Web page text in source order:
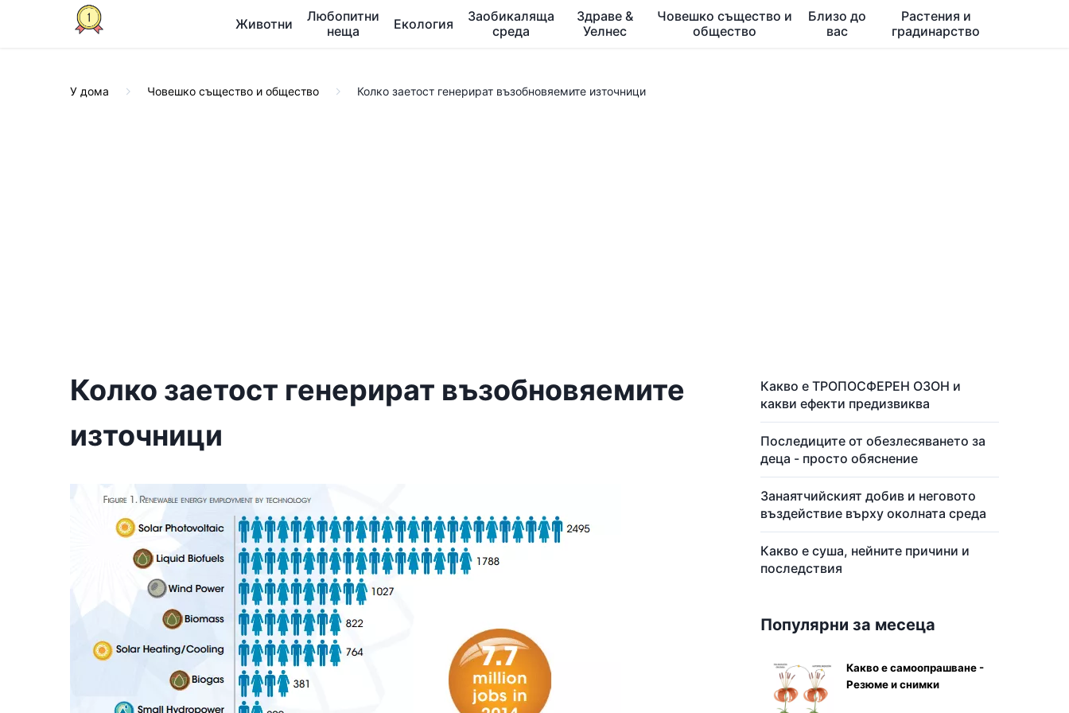
Животни
Любопитни
неща
Екология
Заобикаляща
среда
Здраве &
Уелнес
Човешко същество и
общество
Близо до
вас
Растения и
градинарство
У дома Човешко същество и общество Колко заетост генерират възобновяемите източници
Колко заетост генерират възобновяемите
източници
Какво е ТРОПОСФЕРЕН ОЗОН и
какви ефекти предизвиква
Последиците от обезлесяването за
деца - просто обяснение
Занаятчийският добив и неговото
въздействие върху околната среда
Какво е суша, нейните причини и
последствия
Популярни за месеца
Какво е самоопрашване -
Резюме и снимки